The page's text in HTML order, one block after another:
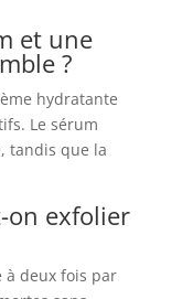
et une
?
hydratante
Le sérum
tandis que la
on exfolier
à deux fois par